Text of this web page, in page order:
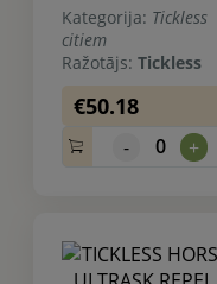
Kategorija: Tickless
citiem
Ražotājs: Tickless
€50.18
- 0 +